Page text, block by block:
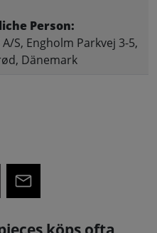
Person:
A/S, Engholm Parkvej 3-5,
Dänemark